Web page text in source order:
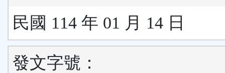
民國 114 年 01 月 14 日
發文字號：